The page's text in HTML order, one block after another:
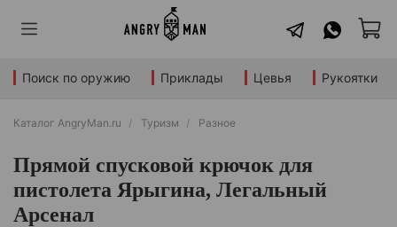
Поиск по оружию Приклады Цевья Рукоятки
Каталог AngryMan.ru Туризм Разное
Прямой спусковой крючок для
пистолета Ярыгина, Легальный
Арсенал